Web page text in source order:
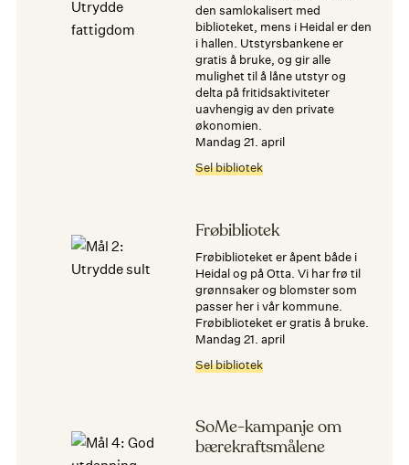
den samlokalisert med
biblioteket, mens i Heidal er den
i hallen. Utstyrsbankene er
gratis å bruke, og gir alle
mulighet til å låne utstyr og
delta på fritidsaktiviteter
uavhengig av den private
økonomien.
mandag 21. april
Sel bibliotek
Frøbibliotek
Frøbiblioteket er åpent både i
Heidal og på Otta. Vi har frø til
grønnsaker og blomster som
passer her i vår kommune.
Frøbiblioteket er gratis å bruke.
mandag 21. april
Sel bibliotek
SoMe-kampanje om
bærekraftsmålene